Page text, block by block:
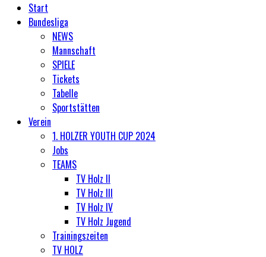
Start
Bundesliga
NEWS
Mannschaft
SPIELE
Tickets
Tabelle
Sportstätten
Verein
1. HOLZER YOUTH CUP 2024
Jobs
TEAMS
TV Holz II
TV Holz III
TV Holz IV
TV Holz Jugend
Trainingszeiten
TV HOLZ